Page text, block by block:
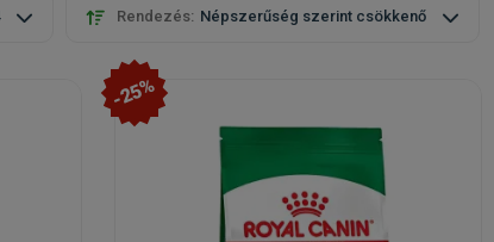
Rendezés: Népszerűség szerint csökkenő
-25%